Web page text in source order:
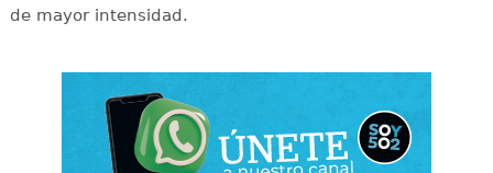
de mayor intensidad.